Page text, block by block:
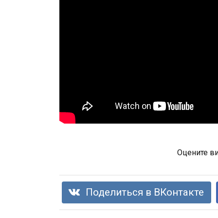
Оцените
Поделиться в ВКонтакте